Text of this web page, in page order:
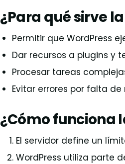
¿Para qué sirve
Permitir que WordPress
Dar recursos a plugins y
Procesar tareas
Evitar errores por falta
¿Cómo funciona
El servidor define un
WordPress utiliza parte